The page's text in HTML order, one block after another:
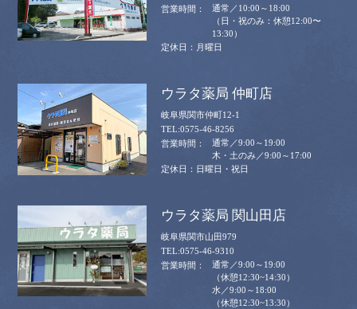
通常／10:00～18:00
（日・祝のみ：休憩12:00〜
13:30）
月曜日
ウラタ薬局 仲町店
岐阜県関市仲町12-1
0575-46-8256
通常／9:00～19:00
木・土のみ／9:00～17:00
日曜日・祝日
ウラタ薬局 関山田店
岐阜県関市山田979
0575-46-9310
通常／9:00～19:00
（休憩12:30~14:30）
水／9:00～18:00
（休憩12:30~13:30）